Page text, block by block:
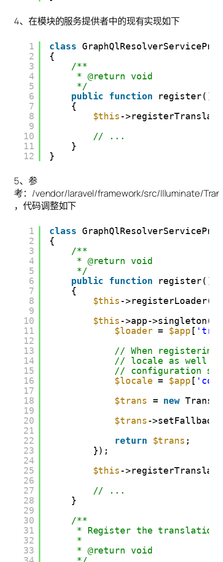
4、在模块的服务提供者中的现有实现如下
1
2
3
4
5
6
7
8
9
10
11
12
class
{
/**
* @return void
*/
public
function
register()
{
$this -
// ...
}
}
5、参
考：/vendor/laravel/framework/src/Illuminate/
，代码调整如下
1
2
3
4
5
6
7
8
9
10
11
12
13
14
15
16
17
18
19
20
21
22
23
24
25
26
27
28
29
30
31
32
33
class
{
/**
* @return void
*/
public
function
register()
{
$this ->registerLoader();
$this ->app->singleton(
$loader = $app [
// When
// locale as well
// configuration so
$locale = $app [
$trans
= new
$trans ->setFallback(
return
$trans ;
});
$this -
// ...
}
/**
* Register the
*
* @return void